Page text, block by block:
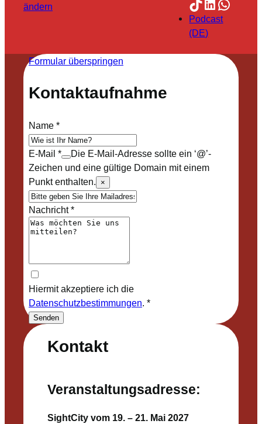
ändern
TikTok
LinkedIn
Podcast
(DE)
Kontakt
Veranstaltungsadresse:
SightCity vom 19. – 21. Mai 2027
Formular überspringen
Kontaktaufnahme
Name*
E-Mail *
Die E-Mail-Adresse sollte ein ‘@’-
Zeichen und eine gültige Domain mit einem
Punkt enthalten.
×
Nachricht*
Hiermit akzeptiere ich die
Datenschutzbestimmungen *
Senden